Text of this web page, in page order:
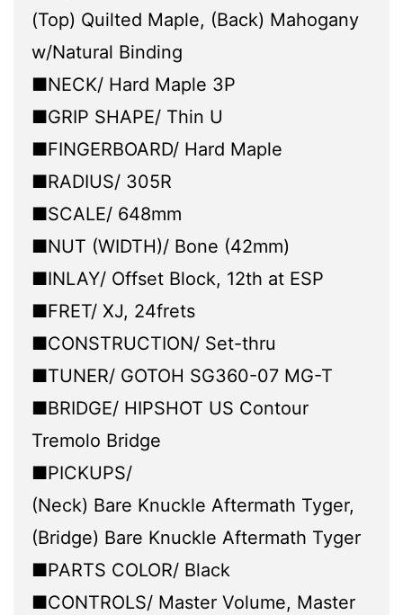
(Top) Quilted Maple, (Back) Mahogany
w/Natural Binding
■NECK/ Hard Maple 3P
■GRIP SHAPE/ Thin U
■FINGERBOARD/ Hard Maple
■RADIUS/ 305R
■SCALE/ 648mm
■NUT (WIDTH)/ Bone (42mm)
■INLAY/ Offset Block, 12th at ESP
■FRET/ XJ, 24frets
■CONSTRUCTION/ Set-thru
■TUNER/ GOTOH SG360-07 MG-T
■BRIDGE/ HIPSHOT US Contour
Tremolo Bridge
■PICKUPS/
(Neck) Bare Knuckle Aftermath Tyger,
(Bridge) Bare Knuckle Aftermath Tyger
■PARTS COLOR/ Black
■CONTROLS/ Master Volume, Master